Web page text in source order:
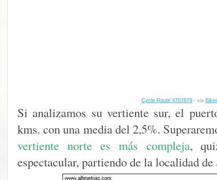
Cycle Route 4707879- via
Si analizamos su vertiente sur, el
kms. con una media del 2,5%.
vertiente norte es más compleja,
espectacular, partiendo de la localidad de